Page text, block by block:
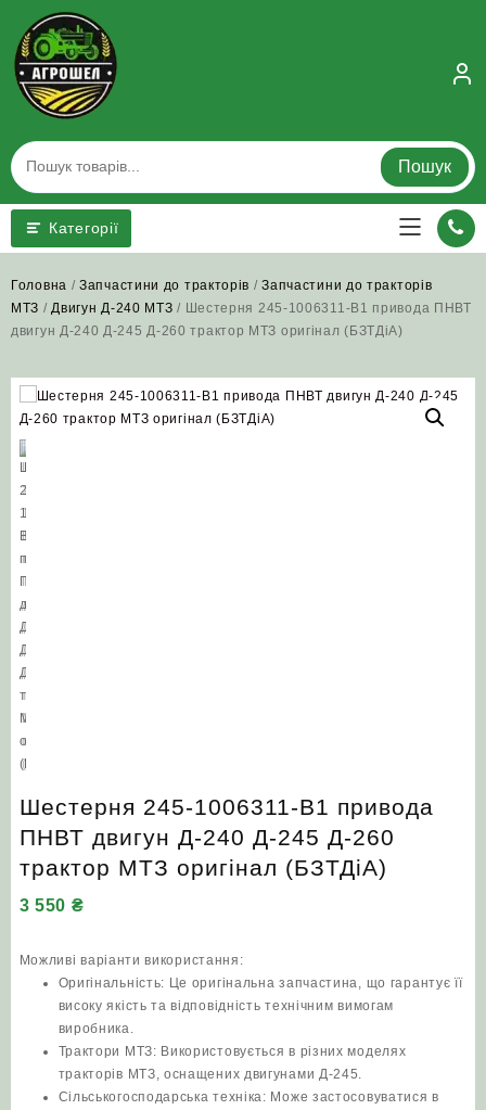
content
Пошук
Категорії
Головна /Запчастини до тракторів /Запчастини до тракторів
МТЗ / Двигун Д-240 МТЗ / Шестерня 245-1006311-В1 привода ПНВТ
двигун Д-240 Д-245 Д-260 трактор МТЗ оригінал (БЗТДіА)
Шестерня 245-1006311-В1 привода
ПНВТ двигун Д-240 Д-245 Д-260
трактор МТЗ оригінал (БЗТДіА)
3 550 ₴
Можливі варіанти використання:
Оригінальність: Це оригінальна запчастина, що гарантує її
високу якість та відповідність технічним вимогам
виробника.
Трактори МТЗ: Використовується в різних моделях
тракторів МТЗ, оснащених двигунами Д-245.
Сільськогосподарська техніка: Може застосовуватися в